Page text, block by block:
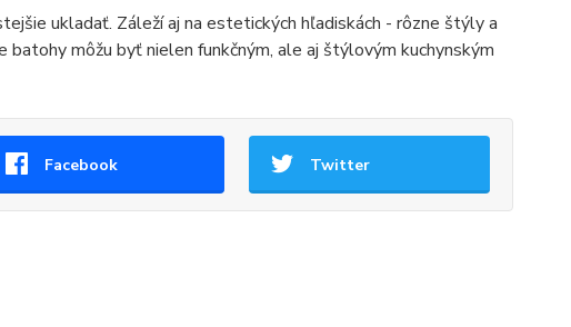
ukladať. Záleží aj na estetických hľadiskách - rôzne štýly a
batohy môžu byť nielen funkčným, ale aj štýlovým kuchynským
Facebook Twitter